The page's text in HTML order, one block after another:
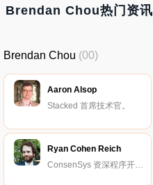
Brendan Chou热门资讯
Brendan Chou (00)
Aaron Alsop
Stacked 首席技术官。
Ryan Cohen Reich
ConsenSys 资深程序开发工程师。